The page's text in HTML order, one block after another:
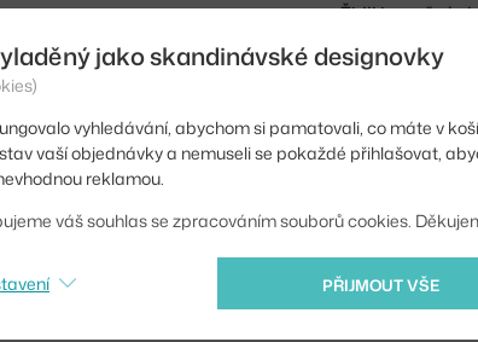
Židli je možné
Výška:
Délka:
Barva:
jako skandinávské designovky
vyhledávání, abychom si pamatovali, co máte v
vaší objednávky a nemuseli se pokaždé přihlašovat,
reklamou.
váš souhlas se zpracováním souborů cookies.
PŘIJMOUT VŠE